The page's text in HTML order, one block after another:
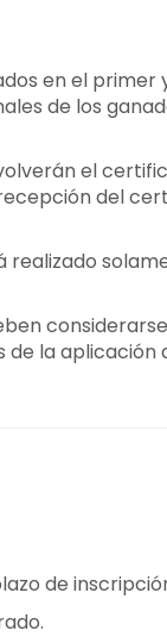
en el primer
de los
el
del
realizado
la aplicación
de